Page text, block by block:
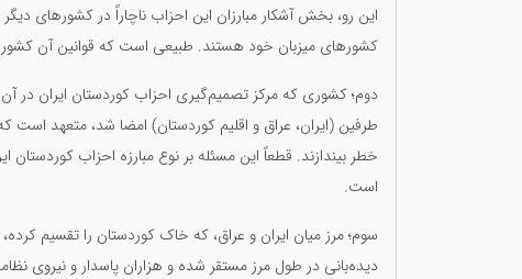
این رو، بخش آشکار مبارزان این احزاب ناچاراً در کشورهای
کشورهای میزبان خود هستند. طبیعی است که قوانین آن
طرفین (ایران، عراق و اقلیم کوردستان) امضا شد، متعهد است
خطر بیندازند. قطعاً این مسئله بر نوع مبارزه احزاب کوردستان
است.
سوم؛ مرز میان ایران و عراق، که خاک کوردستان را تقسیم
دیده‌بانی در طول مرز مستقر شده و هزاران پاسدار و نیروی